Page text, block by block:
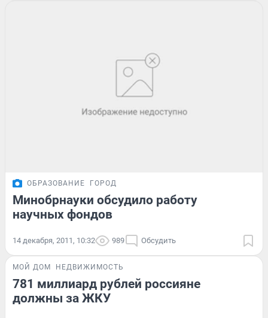
ОБРАЗОВАНИЕ ГОРОД
Минобрнауки обсудило работу
научных фондов
14 декабря, 2011, 10:32 989 Обсудить
МОЙ ДОМ НЕДВИЖИМОСТЬ
781 миллиард рублей россияне
должны за ЖКУ